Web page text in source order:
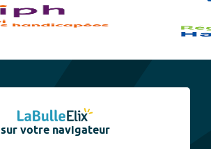
sur votre navigateur